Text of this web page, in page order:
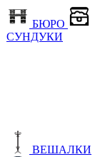
БЮРО
СУНДУКИ
ВЕШАЛКИ